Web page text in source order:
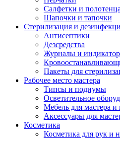
Салфетки и полотенца
Шапочки и тапочки
Стерилизация и
Антисептики
Дезсредства
Журналы и
Пакеты для
Рабочее место мастера
Типсы и подиумы
Осветительное
Мебель для мастера и
Аксессуары для
Косметика
Косметика для рук и